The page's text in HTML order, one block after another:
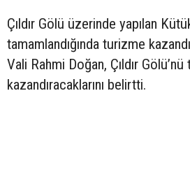
Çıldır Gölü üzerinde yapılan
tamamlandığında turizme
Vali Rahmi Doğan, Çıldır
kazandıracaklarını belirtti.